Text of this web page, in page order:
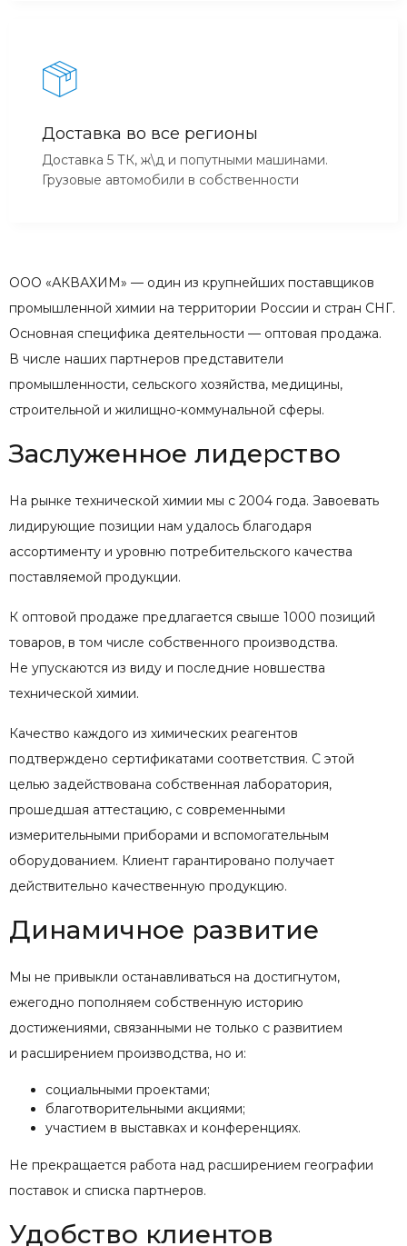
Доставка во все регионы
Доставка 5 ТК, ж\д и попутными машинами.
Грузовые автомобили в собственности
ООО «АКВАХИМ» — один из крупнейших поставщиков
промышленной химии на территории России и стран СНГ.
Основная специфика деятельности — оптовая продажа.
В числе наших партнеров представители
промышленности, сельского хозяйства, медицины,
строительной и жилищно-коммунальной сферы.
Заслуженное лидерство
На рынке технической химии мы с 2004 года. Завоевать
лидирующие позиции нам удалось благодаря
ассортименту и уровню потребительского качества
поставляемой продукции.
К оптовой продаже предлагается свыше 1000 позиций
товаров, в том числе собственного производства.
Не упускаются из виду и последние новшества
технической химии.
Качество каждого из химических реагентов
подтверждено сертификатами соответствия. С этой
целью задействована собственная лаборатория,
прошедшая аттестацию, с современными
измерительными приборами и вспомогательным
оборудованием. Клиент гарантировано получает
действительно качественную продукцию.
Динамичное развитие
Мы не привыкли останавливаться на достигнутом,
ежегодно пополняем собственную историю
достижениями, связанными не только с развитием
и расширением производства, но и:
социальными проектами;
благотворительными акциями;
участием в выставках и конференциях.
Не прекращается работа над расширением географии
поставок и списка партнеров.
Удобство клиентов